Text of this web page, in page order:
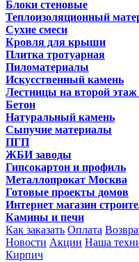
Блоки стеновые
Теплоизоляционный
Сухие смеси
Кровля для крыши
Плитка тротуарная
Пиломатериалы
Искусственный камень
Лестницы на второй
Бетон
Натуральный камень
Сыпучие материалы
ПГП
ЖБИ заводы
Гипсокартон и профиль
Металлопрокат Москва
Готовые проекты домов
Интернет магазин
Камины и печи
Как заказать Оплата
Новости Акции Наша
Кирпич